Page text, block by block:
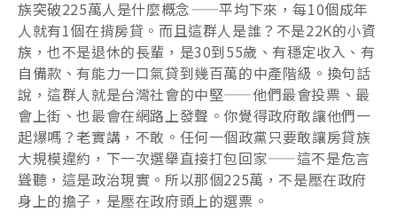
族突破225萬人是什麼概念——平均下來，每10個成年
人就有1個在揹房貸。而且這群人是誰？不是22K的小資
族，也不是退休的長輩，是30到55歲、有穩定收入、有
自備款、有能力一口氣貸到幾百萬的中產階級。換句話
說，這群人就是台灣社會的中堅——他們最會投票、最
會上街、也最會在網路上發聲。你覺得政府敢讓他們一
起爆嗎？老實講，不敢。任何一個政黨只要敢讓房貸族
大規模違約，下一次選舉直接打包回家——這不是危言
聳聽，這是政治現實。所以那個225萬，不是壓在政府
身上的擔子，是壓在政府頭上的選票。